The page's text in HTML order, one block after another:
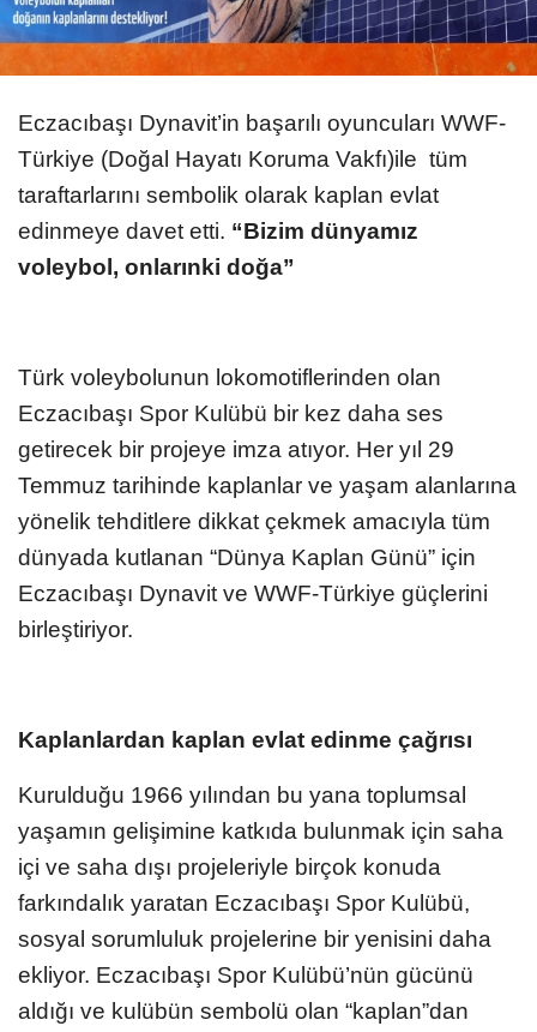
Eczacıbaşı Dynavit’in başarılı oyuncuları WWF-
Türkiye (Doğal Hayatı Koruma Vakfı)ile tüm
taraftarlarını sembolik olarak kaplan evlat
edinmeye davet etti. “Bizim dünyamız
voleybol, onlarınki doğa”
Türk voleybolunun lokomotiflerinden olan
Eczacıbaşı Spor Kulübü bir kez daha ses
getirecek bir projeye imza atıyor. Her yıl 29
Temmuz tarihinde kaplanlar ve yaşam alanlarına
yönelik tehditlere dikkat çekmek amacıyla tüm
dünyada kutlanan “Dünya Kaplan Günü” için
Eczacıbaşı Dynavit ve WWF-Türkiye güçlerini
birleştiriyor.
Kaplanlardan kaplan evlat edinme çağrısı
Kurulduğu 1966 yılından bu yana toplumsal
yaşamın gelişimine katkıda bulunmak için saha
içi ve saha dışı projeleriyle birçok konuda
farkındalık yaratan Eczacıbaşı Spor Kulübü,
sosyal sorumluluk projelerine bir yenisini daha
ekliyor. Eczacıbaşı Spor Kulübü’nün gücünü
aldığı ve kulübün sembolü olan “kaplan”dan